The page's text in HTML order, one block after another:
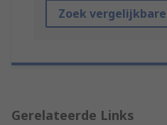
Zoek
Gerelateerde Links